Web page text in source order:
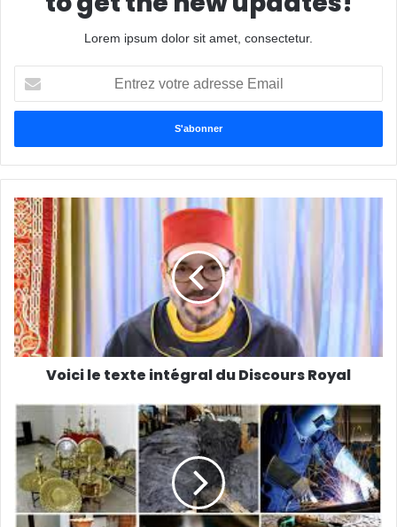
Lorem ipsum dolor sit amet, consectetur.
votre
adresse
Voici le texte intégral du Discours Royal